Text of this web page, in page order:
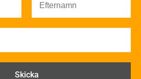
material och konstruktioner